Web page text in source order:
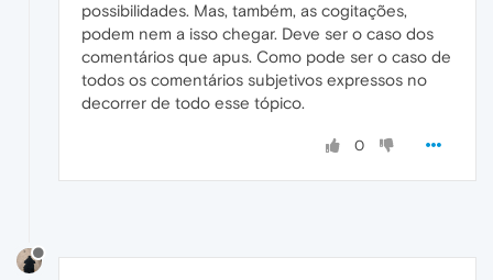
possibilidades. Mas, também, as cogitações,
podem nem a isso chegar. Deve ser o caso dos
comentários que apus. Como pode ser o caso de
todos os comentários subjetivos expressos no
decorrer de todo esse tópico.
0